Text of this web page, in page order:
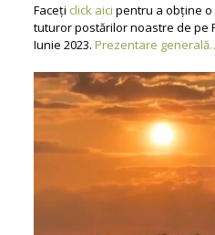
Faceți click aici pentru a obține
tuturor postărilor noastre de pe
Iunie 2023. Prezentare